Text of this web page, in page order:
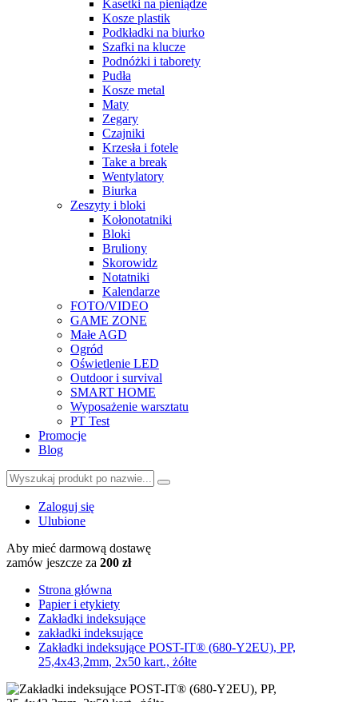
Kasetki na pieniądze
Kosze plastik
Podkładki na biurko
Szafki na klucze
Podnóżki i taborety
Pudła
Kosze metal
Maty
Zegary
Czajniki
Krzesła i fotele
Take a break
Wentylatory
Biurka
Zeszyty i bloki
Kołonotatniki
Bloki
Bruliony
Skorowidz
Notatniki
Kalendarze
FOTO/VIDEO
GAME ZONE
Małe AGD
Ogród
Oświetlenie LED
Outdoor i survival
SMART HOME
Wyposażenie warsztatu
PT Test
Promocje
Blog
Zaloguj się
Ulubione
Aby mieć darmową dostawę
zamów jeszcze za 200 zł
Strona główna
Papier i etykiety
Zakładki indeksujące
zakładki indeksujące
Zakładki indeksujące POST-IT® (680-Y2EU), PP,
25,4x43,2mm, 2x50 kart., żółte